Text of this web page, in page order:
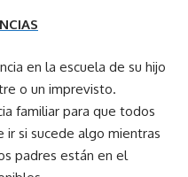
en la escuela de su hijo
o un imprevisto.
familiar para que todos
ir si sucede algo mientras
padres están en el